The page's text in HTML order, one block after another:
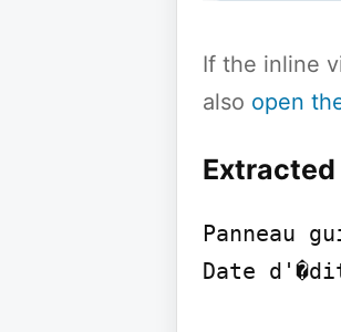
If the inline
also open
Extracted
Panneau
Date